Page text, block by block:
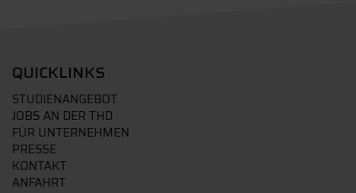
QUICKLINKS
STUDIENANGEBOT
JOBS AN DER THD
FÜR UNTERNEHMEN
PRESSE
KONTAKT
ANFAHRT